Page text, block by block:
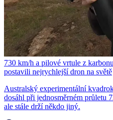
730 km/h a pilové vrtule z
postavili nejrychlejší dron na světě
Australský experimentální
dosáhl při jednosměrném průletu
ale stále drží někdo jiný.